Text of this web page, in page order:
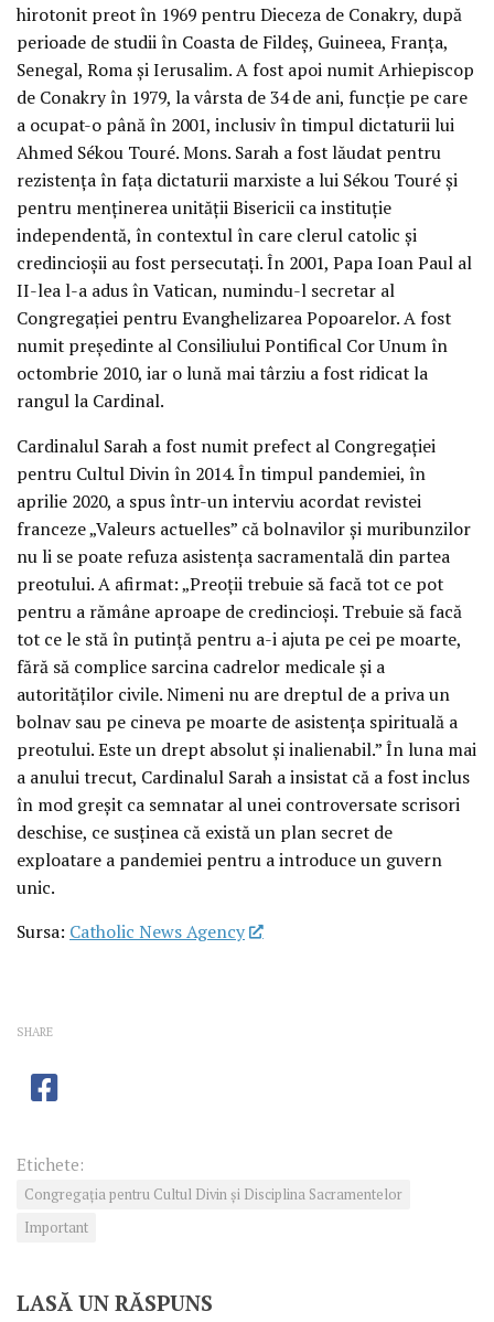
hirotonit preot în 1969 pentru Dieceza de Conakry, după
perioade de studii în Coasta de Fildeș, Guineea, Franța,
Senegal, Roma și Ierusalim. A fost apoi numit Arhiepiscop
de Conakry în 1979, la vârsta de 34 de ani, funcție pe care
a ocupat-o până în 2001, inclusiv în timpul dictaturii lui
Ahmed Sékou Touré. Mons. Sarah a fost lăudat pentru
rezistența în fața dictaturii marxiste a lui Sékou Touré și
pentru menținerea unității Bisericii ca instituție
independentă, în contextul în care clerul catolic și
credincioșii au fost persecutați. În 2001, Papa Ioan Paul al
II-lea l-a adus în Vatican, numindu-l secretar al
Congregației pentru Evanghelizarea Popoarelor. A fost
numit președinte al Consiliului Pontifical Cor Unum în
octombrie 2010, iar o lună mai târziu a fost ridicat la
rangul la Cardinal.
Cardinalul Sarah a fost numit prefect al Congregației
pentru Cultul Divin în 2014. În timpul pandemiei, în
aprilie 2020, a spus într-un interviu acordat revistei
franceze „Valeurs actuelles” că bolnavilor și muribunzilor
nu li se poate refuza asistența sacramentală din partea
preotului. A afirmat: „Preoții trebuie să facă tot ce pot
pentru a rămâne aproape de credincioși. Trebuie să facă
tot ce le stă în putință pentru a-i ajuta pe cei pe moarte,
fără să complice sarcina cadrelor medicale și a
autorităților civile. Nimeni nu are dreptul de a priva un
bolnav sau pe cineva pe moarte de asistența spirituală a
preotului. Este un drept absolut și inalienabil.” În luna mai
a anului trecut, Cardinalul Sarah a insistat că a fost inclus
în mod greșit ca semnatar al unei controversate scrisori
deschise, ce susținea că există un plan secret de
exploatare a pandemiei pentru a introduce un guvern
unic.
Sursa: Catholic News Agency
SHARE
Etichete:
Congregaţia pentru Cultul Divin şi Disciplina Sacramentelor
Important
LASĂ UN RĂSPUNS